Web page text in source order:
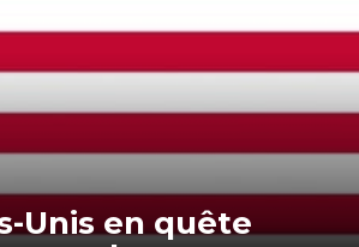
Unis en quête